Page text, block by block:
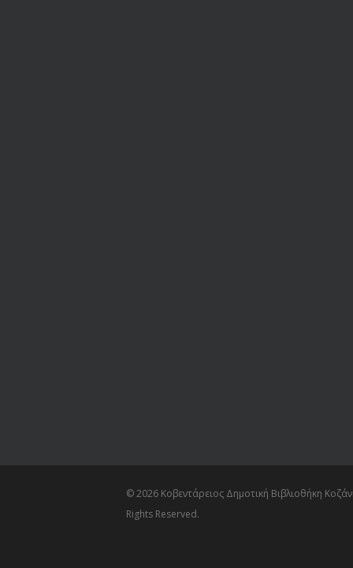
© 2026 Κοβεντάρειος Δημοτική Βιβλιοθήκη
Rights Reserved.